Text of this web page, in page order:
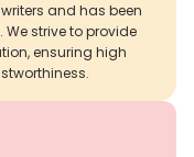
and has been
strive to provide
ensuring high